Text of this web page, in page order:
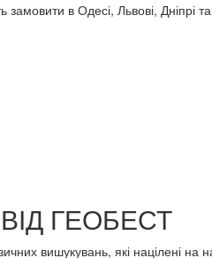
в Одесі, Львові, Дніпрі
ГЕОБЕСТ
вишукувань, які націлені на